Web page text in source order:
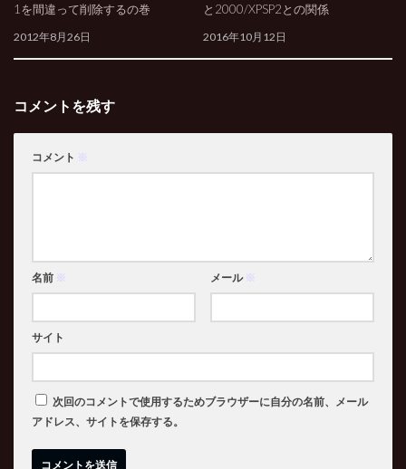
1を間違って削除するの巻
2012年8月26日
と2000/XPSP2との関係
2016年10月12日
コメントを残す
コメント ※
名前 ※ メール ※
サイト
次回のコメントで使用するためブラウザーに自分の名前、メール
アドレス、サイトを保存する。